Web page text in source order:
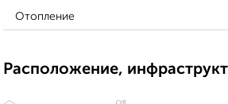
Отопление
Расположение,